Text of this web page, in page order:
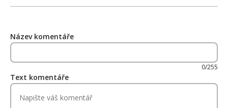
Název komentáře
0/255
Text komentáře